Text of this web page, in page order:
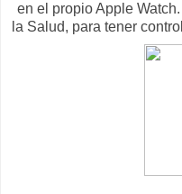
en el propio Apple
la Salud, para tener